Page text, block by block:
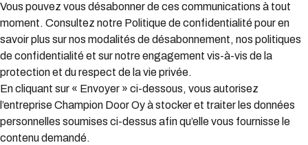
Vous pouvez vous désabonner de ces communications à tout
moment. Consultez notre Politique de confidentialité pour en
savoir plus sur nos modalités de désabonnement, nos politiques
de confidentialité et sur notre engagement vis-à-vis de la
protection et du respect de la vie privée.
En cliquant sur « Envoyer » ci-dessous, vous autorisez
l’entreprise Champion Door Oy à stocker et traiter les données
personnelles soumises ci-dessus afin qu’elle vous fournisse le
contenu demandé.